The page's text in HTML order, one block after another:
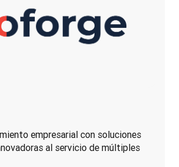
empresarial con soluciones
al servicio de múltiples